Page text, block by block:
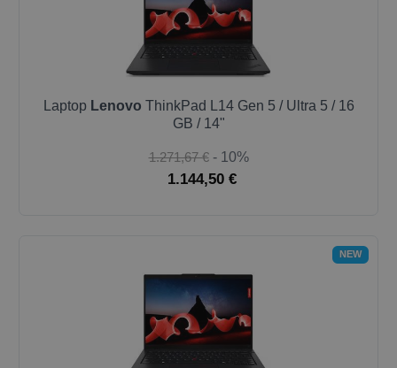
Laptop Lenovo ThinkPad L14 Gen 5 / Ultra 5 / 16
GB / 14"
1.271,67 € - 10%
1.144,50 €
NEW